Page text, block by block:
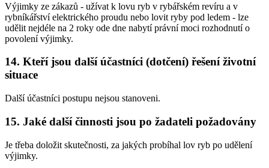
Výjimky ze zákazů - užívat k lovu ryb v rybářském revíru a v
rybníkářství elektrického proudu nebo lovit ryby pod ledem - lze
udělit nejdéle na 2 roky ode dne nabytí právní moci rozhodnutí o
povolení výjimky.
14. Kteří jsou další účastníci (dotčení) řešení životní
situace
Další účastníci postupu nejsou stanoveni.
15. Jaké další činnosti jsou po žadateli požadovány
Je třeba doložit skutečnosti, za jakých probíhal lov ryb po udělení
výjimky.